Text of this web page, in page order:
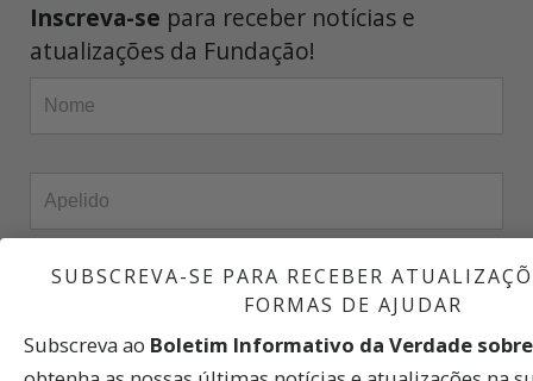
Inscreva-se para receber notícias e
atualizações da Fundação!
SUBSCREVA-SE PARA RECEBER
FORMAS DE AJUDAR
Subscreva ao Boletim Informativo da Verdade